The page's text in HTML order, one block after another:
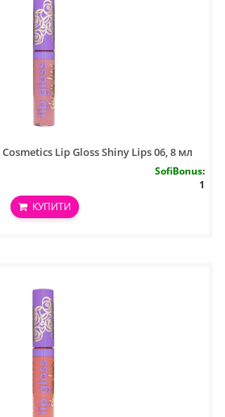
Lip Gloss Shiny Lips 06, 8 мл
SofiBonus:
1
КУПИТИ